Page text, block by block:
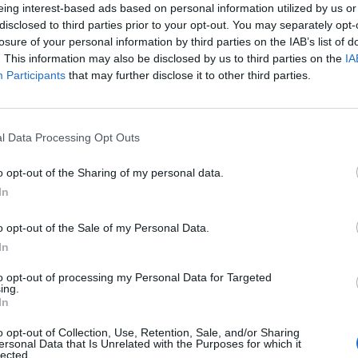
interest-based ads based on personal information utilized by us
to third parties prior to your opt-out. You may separately
of your personal information by third parties on the IAB’s list of
This information may also be disclosed by us to third parties on the
Participants that may further disclose it to other third parties.
Data Processing Opt Outs
opt-out of the Sharing of my personal data.
opt-out of the Sale of my Personal Data.
opt-out of processing my Personal Data for Targeted
opt-out of Collection, Use, Retention, Sale, and/or Sharing
Data that Is Unrelated with the Purposes for which it
Paris, 1961